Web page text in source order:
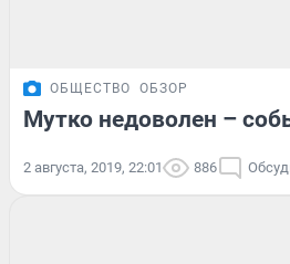
ОБЩЕСТВО ОБЗОР
Мутко недоволен –
2 августа, 2019, 22:01 886